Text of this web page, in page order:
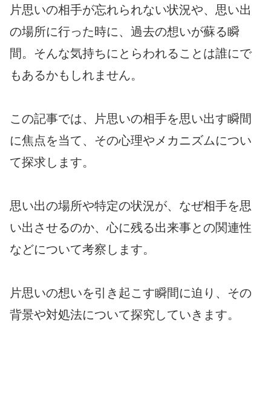
片思いの相手が忘れられない状況や、思い出
の場所に行った時に、過去の想いが蘇る瞬
間。そんな気持ちにとらわれることは誰にで
もあるかもしれません。
この記事では、片思いの相手を思い出す瞬間
に焦点を当て、その心理やメカニズムについ
て探求します。
思い出の場所や特定の状況が、なぜ相手を思
い出させるのか、心に残る出来事との関連性
などについて考察します。
片思いの想いを引き起こす瞬間に迫り、その
背景や対処法について探究していきます。